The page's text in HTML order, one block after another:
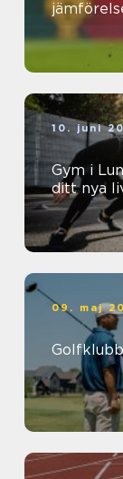
10. juni
Gym i
ditt nya
09. maj